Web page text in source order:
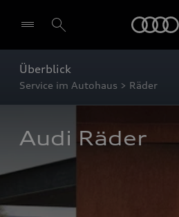
Überblick
Service im Autohaus > Räder
Audi Räder